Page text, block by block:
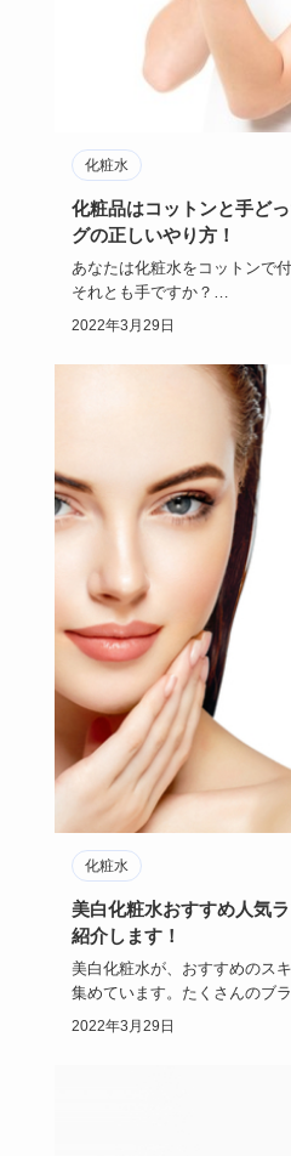
化粧水
化粧品はコットンと手ど
グの正しいやり方！
あなたは化粧水をコットンで
それとも手ですか？
今回は化粧水をつける時の、
2022年3月29日
化粧水
美白化粧水おすすめ人気
紹介します！
美白化粧水が、おすすめのス
集めています。たくさんのブ
化粧水がおすす…
2022年3月29日